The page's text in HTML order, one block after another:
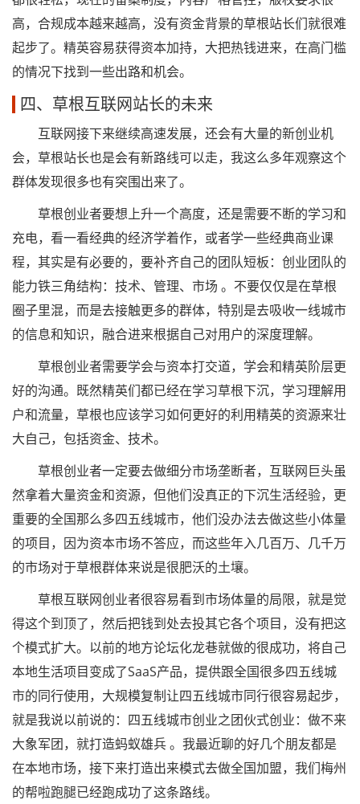
高，合规成本越来越高，没有资金背景的草根站长们就很难
起步了。精英容易获得资本加持，大把热钱进来，在高门槛
的情况下找到一些出路和机会。
四、草根互联网站长的未来
互联网接下来继续高速发展，还会有大量的新创业机
会，草根站长也是会有新路线可以走，我这么多年观察这个
群体发现很多也有突围出来了。
草根创业者要想上升一个高度，还是需要不断的学习和
充电，看一看经典的经济学着作，或者学一些经典商业课
程，其实是有必要的，要补齐自己的团队短板：创业团队的
能力铁三角结构：技术、管理、市场 。不要仅仅是在草根
圈子里混，而是去接触更多的群体，特别是去吸收一线城市
的信息和知识，融合进来根据自己对用户的深度理解。
草根创业者需要学会与资本打交道，学会和精英阶层更
好的沟通。既然精英们都已经在学习草根下沉，学习理解用
户和流量，草根也应该学习如何更好的利用精英的资源来壮
大自己，包括资金、技术。
草根创业者一定要去做细分市场垄断者，互联网巨头虽
然拿着大量资金和资源，但他们没真正的下沉生活经验，更
重要的全国那么多四五线城市，他们没办法去做这些小体量
的项目，因为资本市场不答应，而这些年入几百万、几千万
的市场对于草根群体来说是很肥沃的土壤。
草根互联网创业者很容易看到市场体量的局限，就是觉
得这个到顶了，然后把钱到处去投其它各个项目，没有把这
个模式扩大。以前的地方论坛化龙巷就做的很成功，将自己
本地生活项目变成了SaaS产品，提供跟全国很多四五线城
市的同行使用，大规模复制让四五线城市同行很容易起步，
就是我说以前说的：四五线城市创业之团伙式创业：做不来
大象军团，就打造蚂蚁雄兵 。我最近聊的好几个朋友都是
在本地市场，接下来打造出来模式去做全国加盟，我们梅州
的帮啦跑腿已经跑成功了这条路线。